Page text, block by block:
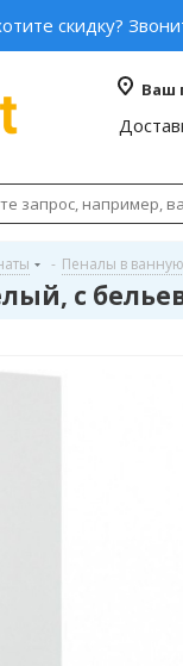
скидку?
Ваш
- Пеналы в ванную
с